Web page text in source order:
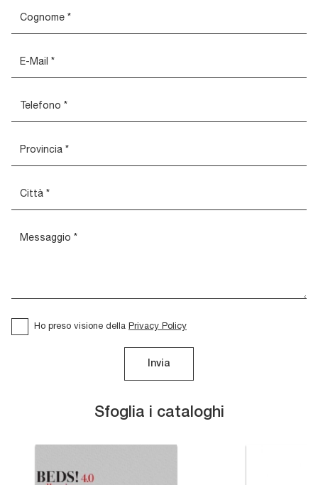
Sfoglia i cataloghi
Ho preso visione della Privacy Policy
Invia